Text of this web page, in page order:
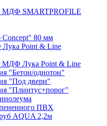
МДФ SMARTPROFILE
80 мм
Point & Line
МДФ Лука Point & Line
"Бетон/однотон"
"Под двери"
"Плинтус+порог"
ПВХ
AQUA 2,2м